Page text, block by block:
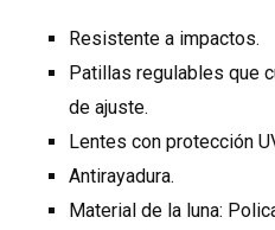
Resistente a impactos.
Patillas regulables que
de ajuste.
Lentes con protección
Antirayadura.
Material de la luna: